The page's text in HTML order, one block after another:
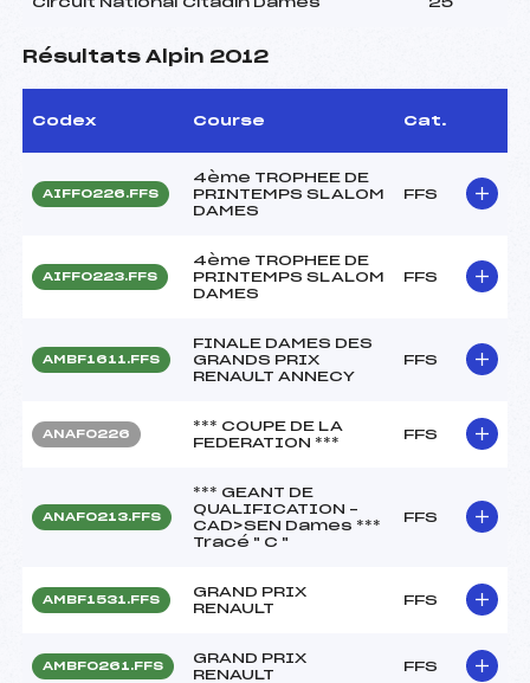
Résultats Alpin 2012
Codex Course Cat.
AIFF0226.FFS
4ème TROPHEE DE
PRINTEMPS SLALOM
DAMES
FFS
AIFF0223.FFS
4ème TROPHEE DE
PRINTEMPS SLALOM
DAMES
FFS
AMBF1611.FFS
FINALE DAMES DES
GRANDS PRIX
RENAULT ANNECY
FFS
ANAF0226
*** COUPE DE LA
FEDERATION ***
FFS
ANAF0213.FFS
*** GEANT DE
QUALIFICATION –
CAD>SEN Dames ***
Tracé " C "
FFS
AMBF1531.FFS
GRAND PRIX
RENAULT
FFS
AMBF0261.FFS
GRAND PRIX
RENAULT
FFS